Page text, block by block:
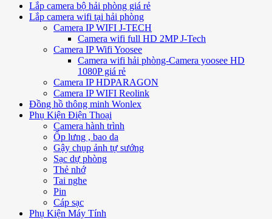
Lắp camera bộ hải phòng giá rẻ
Lắp camera wifi tại hải phòng
Camera IP WIFI J-TECH
Camera wifi full HD 2MP J-Tech
Camera IP Wifi Yoosee
Camera wifi hải phòng-Camera yoosee HD
1080P giá rẻ
Camera IP HDPARAGON
Camera IP WIFI Reolink
Đồng hồ thông minh Wonlex
Phụ Kiện Điện Thoại
Camera hành trình
Ốp lưng , bao da
Gậy chụp ảnh tự sướng
Sạc dự phòng
Thẻ nhớ
Tai nghe
Pin
Cáp sạc
Phụ Kiện Máy Tính